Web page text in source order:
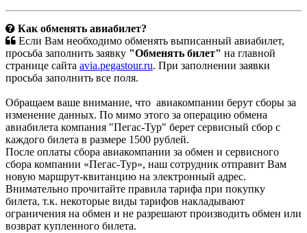
Как обменять авиабилет?
Если Вам необходимо обменять выписанный авиабилет,
просьба заполнить заявку "Обменять билет" на главной
странице сайта avia.pegastour.ru. При заполнении заявки
просьба заполнить все поля.
Обращаем ваше внимание, что авиакомпании берут сборы за
изменение данных. По мимо этого за операцию обмена
авиабилета компания "Пегас-Тур" берет сервисный сбор с
каждого билета в размере 1500 рублей.
После оплаты сбора авиакомпании за обмен и сервисного
сбора компании «Пегас-Тур», наш сотрудник отправит Вам
новую маршрут-квитанцию на электронный адрес.
Внимательно прочитайте правила тарифа при покупку
билета, т.к. некоторые виды тарифов накладывают
ограничения на обмен и не разрешают производить обмен или
возврат купленного билета.